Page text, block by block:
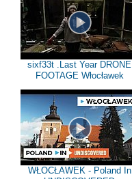
sixf33t .Last Year DRONE
FOOTAGE Włocławek
WŁOCŁAWEK - Poland In